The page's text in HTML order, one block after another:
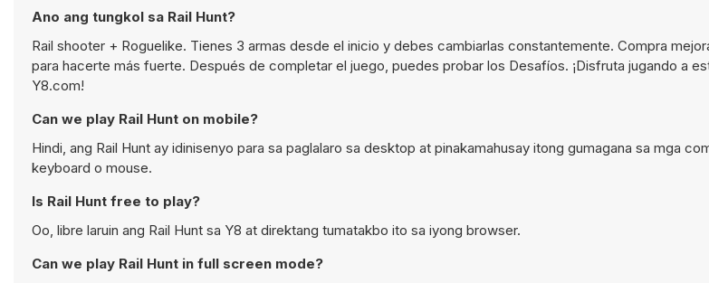
Ano ang tungkol sa Rail Hunt?
Rail shooter + Roguelike. Tienes 3 armas desde el inicio y debes cambiarlas constantemente. Compra
para hacerte más fuerte. Después de completar el juego, puedes probar los Desafíos. ¡Disfruta jugando a
Y8.com!
Can we play Rail Hunt on mobile?
Hindi, ang Rail Hunt ay idinisenyo para sa paglalaro sa desktop at pinakamahusay itong gumagana sa mga
keyboard o mouse.
Is Rail Hunt free to play?
Oo, libre laruin ang Rail Hunt sa Y8 at direktang tumatakbo ito sa iyong browser.
Can we play Rail Hunt in full screen mode?